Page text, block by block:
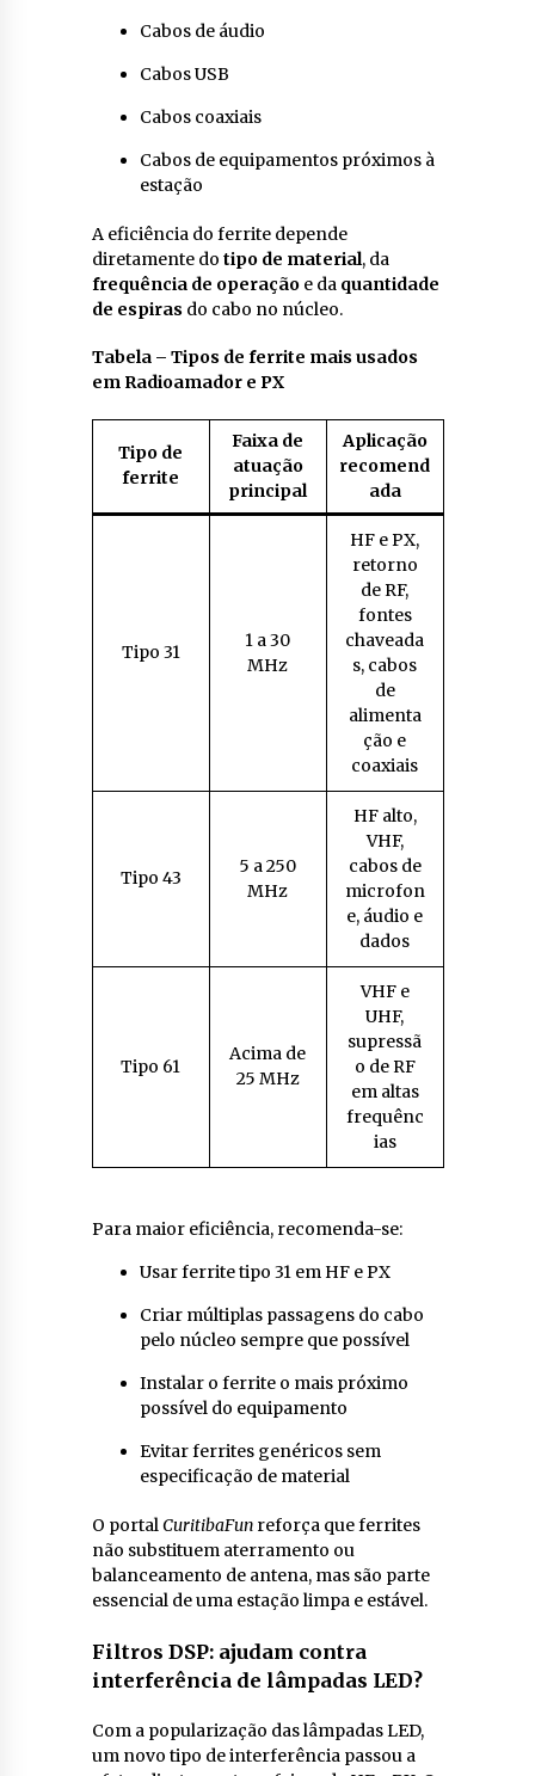
Cabos de áudio
Cabos USB
Cabos coaxiais
Cabos de equipamentos próximos à
estação
A eficiência do ferrite depende
diretamente do tipo de material, da
frequência de operaçãoe da quantidade
de espiras do cabo no núcleo.
Tabela – Tipos de ferrite mais usados
em Radioamador e PX
Tipo de
ferrite
Faixa de
atuação
principal
Aplicação
recomend
ada
Tipo 31
1 a 30
MHz
HF e PX,
retorno
de RF,
fontes
chaveada
s, cabos
de
alimenta
ção e
coaxiais
Tipo 43
5 a 250
MHz
HF alto,
VHF,
cabos de
microfon
e, áudio e
dados
Tipo 61
Acima de
25 MHz
VHF e
UHF,
supressã
o de RF
em altas
frequênc
ias
Para maior eficiência, recomenda-se:
Usar ferrite tipo 31 em HF e PX
Criar múltiplas passagens do cabo
pelo núcleo sempre que possível
Instalar o ferrite o mais próximo
possível do equipamento
Evitar ferrites genéricos sem
especificação de material
O portal CuritibaFunreforça que ferrites
não substituem aterramento ou
balanceamento de antena, mas são parte
essencial de uma estação limpa e estável.
Filtros DSP: ajudam contra
interferência de lâmpadas LED?
Com a popularização das lâmpadas LED,
um novo tipo de interferência passou a